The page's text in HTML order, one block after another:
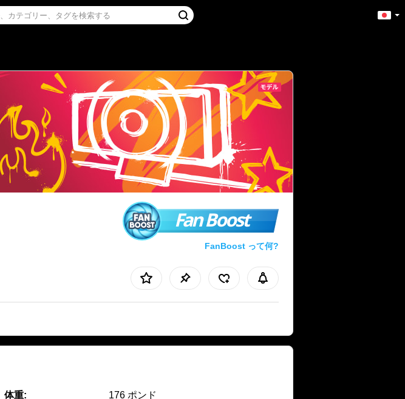
Fan Boost
FanBoost って何?
体重:
176 ポンド